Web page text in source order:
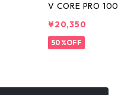
V CORE PRO 100
¥20,350
50%OFF